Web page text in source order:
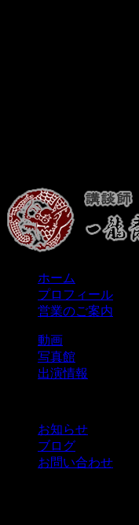
ホーム
プロフィール
営業のご案内
動画
写真館
出演情報
お知らせ
ブログ
お問い合わせ